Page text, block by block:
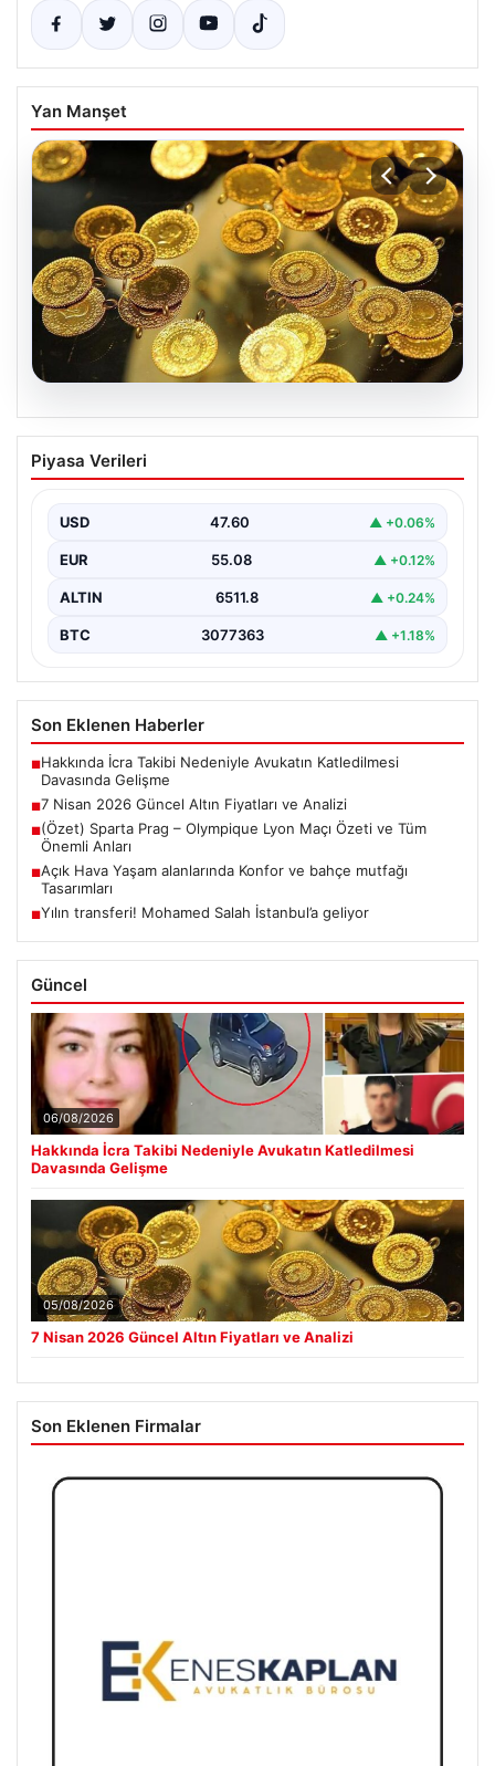
Yan Manşet
05.08.2026
7 Nisan 2026 Güncel Altın Fiyatları ve
Analizi
bölgesel gerilimler nedeniyle dalgalı seyirler yaşamaya
devam ediyor.…
Piyasa Verileri
USD 47.60 ▲ +0.06%
EUR 55.08 ▲ +0.12%
ALTIN 6511.8 ▲ +0.24%
BTC 3077363 ▲ +1.18%
Son Eklenen Haberler
■Hakkında İcra Takibi Nedeniyle Avukatın Katledilmesi
Davasında Gelişme
■7 Nisan 2026 Güncel Altın Fiyatları ve Analizi
■(Özet) Sparta Prag – Olympique Lyon Maçı Özeti ve Tüm
Önemli Anları
■Açık Hava Yaşam alanlarında Konfor ve bahçe mutfağı
Tasarımları
■Yılın transferi! Mohamed Salah İstanbul’a geliyor
Güncel
06/08/2026
Hakkında İcra Takibi Nedeniyle Avukatın Katledilmesi
Davasında Gelişme
05/08/2026
7 Nisan 2026 Güncel Altın Fiyatları ve Analizi
Son Eklenen Firmalar